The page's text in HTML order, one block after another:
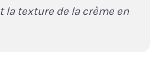
la texture de la crème en